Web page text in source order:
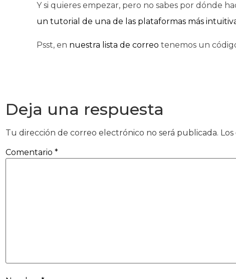
Y si quieres empezar, pero no sabes por dónde
un tutorial de una de las plataformas más
Psst, en nuestra lista de correo tenemos un
Deja una respuesta
Tu dirección de correo electrónico no será publicada.
Comentario *